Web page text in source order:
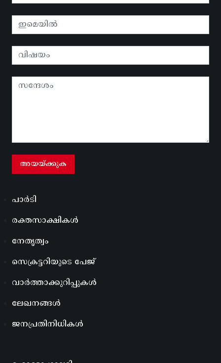
പാർടി
രക്തസാക്ഷികൾ
നേതൃത്വം
സെക്രട്ടറിയുടെ പേജ്
വാർത്താക്കുറിപ്പുകൾ
ലേഖനങ്ങൾ
ജനപ്രതിനിധികൾ